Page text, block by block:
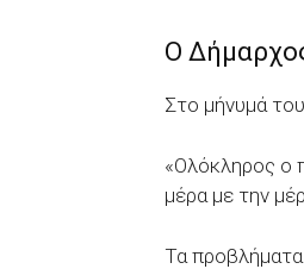
Ο
Στο μήνυμά
«Ολόκληρος ο
μέρα με την
Τα